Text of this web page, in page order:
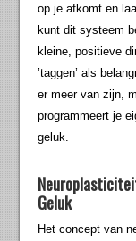
op je afkomt en
kunt dit systeem
kleine, positieve
’taggen’ als
er meer van zijn,
programmeert je
geluk.
Geluk
Het concept van